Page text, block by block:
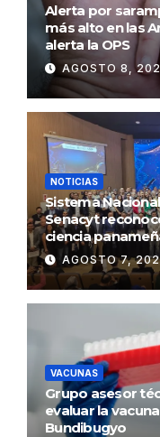
Alerta por
más alto en las
alerta la OPS
AGOSTO 8,
NOTICIAS
Sistema
Senacyt
ciencia
AGOSTO 7,
VACUNAS
Grupo asesor
evaluar la
Bundibugyo